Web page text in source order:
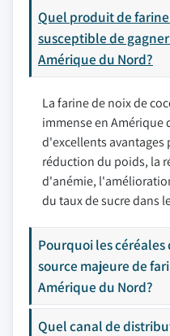
Quel produit de
susceptible de
Amérique du Nord?
La farine de noix de
immense en Amérique
d'excellents avantages
réduction du poids, la
d'anémie,
du taux de sucre dans
Pourquoi les
source majeure de
Amérique du Nord?
Quel canal de